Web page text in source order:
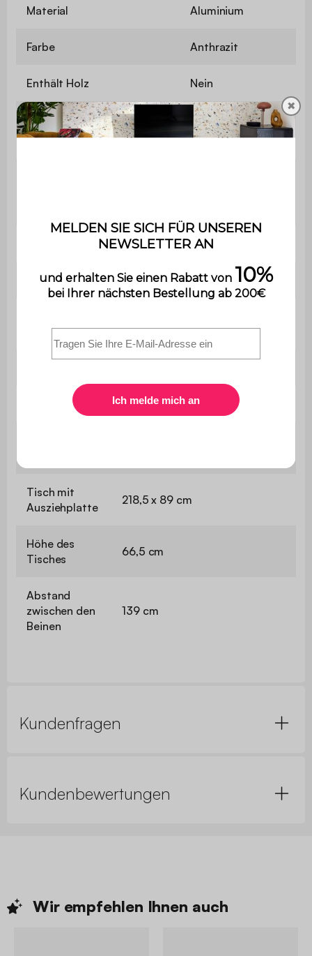
Material Aluminium
Farbe Anthrazit
Enthält Holz Nein
Gewicht 21,5 kg
Außenbereich
Garantie 2 Jahre
Beine
Abmessungen 155 / 218,5 x 89 x 75 cm
Tisch mit
Ausziehplatte
218,5 x 89 cm
Höhe des
Tisches
66,5 cm
Abstand
zwischen den
Beinen
139 cm
Kundenfragen
Kundenbewertungen
Wir empfehlen Ihnen auch
✖